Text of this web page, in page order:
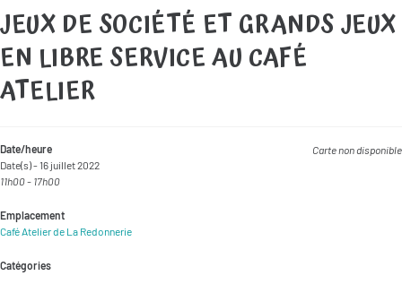
JEUX DE SOCIÉTÉ ET GRANDS JEUX
EN LIBRE SERVICE AU CAFÉ
ATELIER
Carte non disponible
Date/heure
Date(s) - 16 juillet 2022
11h00 - 17h00
Emplacement
Café Atelier de La Redonnerie
Catégories